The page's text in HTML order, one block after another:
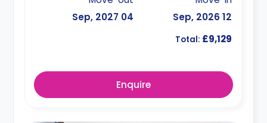
12 Sep, 2026
04 Sep, 2027
Total: £9,129
Enquire